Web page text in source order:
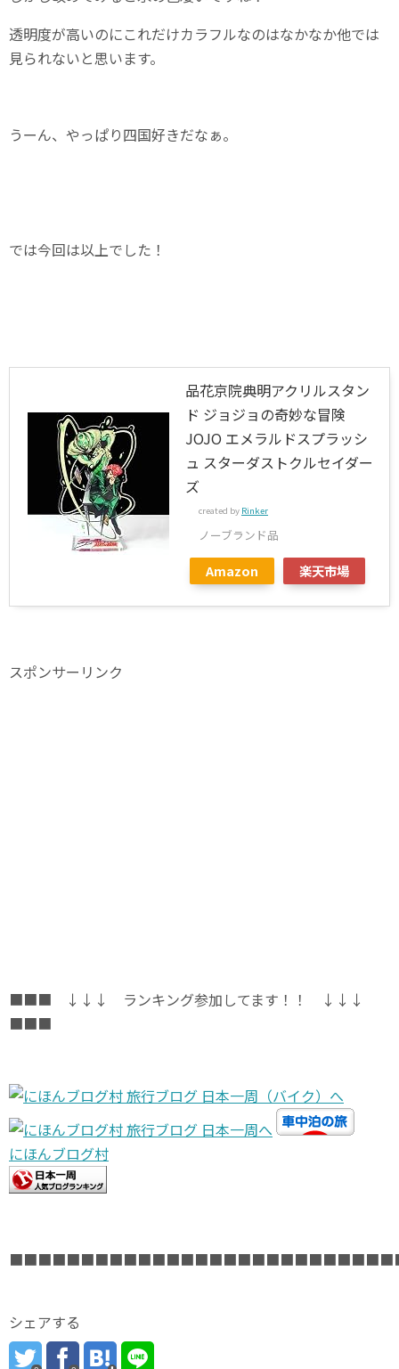
透明度が高いのにこれだけカラフルなのはなかなか他では
見られないと思います。
うーん、やっぱり四国好きだなぁ。
では今回は以上でした！
品花京院典明アクリルスタン
ド ジョジョの奇妙な冒険
JOJO エメラルドスプラッシ
ュ スターダストクルセイダー
ズ
created by Rinker
ノーブランド品
Amazon 楽天市場
スポンサーリンク
■■■ ↓↓↓ ランキング参加してます！！ ↓↓↓
■■■
にほんブログ村
シェアする